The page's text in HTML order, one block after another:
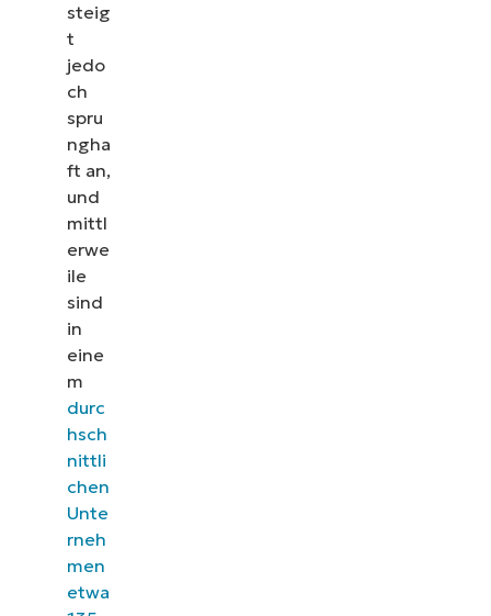
steig
t
jedo
ch
spru
ngha
ft an,
und
mittl
erwe
ile
sind
in
eine
m
durc
hsch
nittli
chen
Unte
rneh
men
etwa